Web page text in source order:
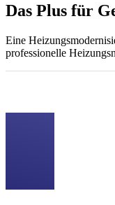
Das Plus für
Eine
professionelle